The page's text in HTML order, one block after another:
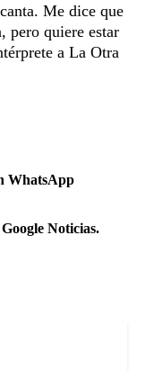
Me dice que
pero quiere estar
a La Otra
WhatsApp
Noticias.